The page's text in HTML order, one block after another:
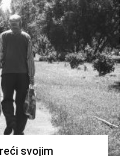
svojim